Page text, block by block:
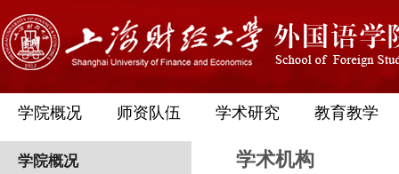
学院概况 师资队伍 学术研究 教育教学
学院概况 学术机构